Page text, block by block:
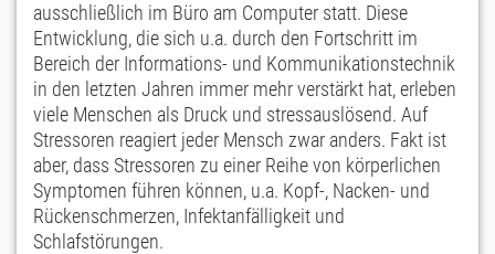
ausschließlich im Büro am Computer statt. Diese
Entwicklung, die sich u.a. durch den Fortschritt im
Bereich der Informations- und Kommunikationstechnik
in den letzten Jahren immer mehr verstärkt hat, erleben
viele Menschen als Druck und stressauslösend. Auf
Stressoren reagiert jeder Mensch zwar anders. Fakt ist
aber, dass Stressoren zu einer Reihe von körperlichen
Symptomen führen können, u.a. Kopf-, Nacken- und
Rückenschmerzen, Infektanfälligkeit und
Schlafstörungen.